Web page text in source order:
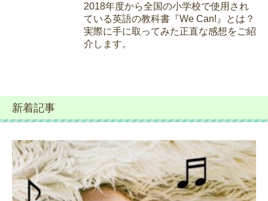
2018年度から全国の小学校で使用され
ている英語の教科書『We Can!』とは？
実際に手に取ってみた正直な感想をご紹
介します。
新着記事